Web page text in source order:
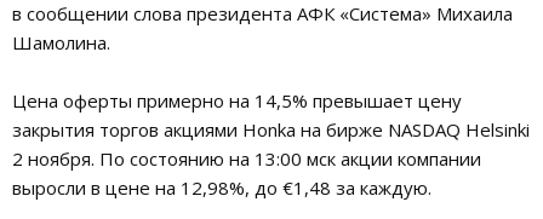
в сообщении слова президента АФК «Система» Михаила
Шамолина.
Цена оферты примерно на 14,5% превышает цену
закрытия торгов акциями Honka на бирже NASDAQ Helsinki
2 ноября. По состоянию на 13:00 мск акции компании
выросли в цене на 12,98%, до €1,48 за каждую.